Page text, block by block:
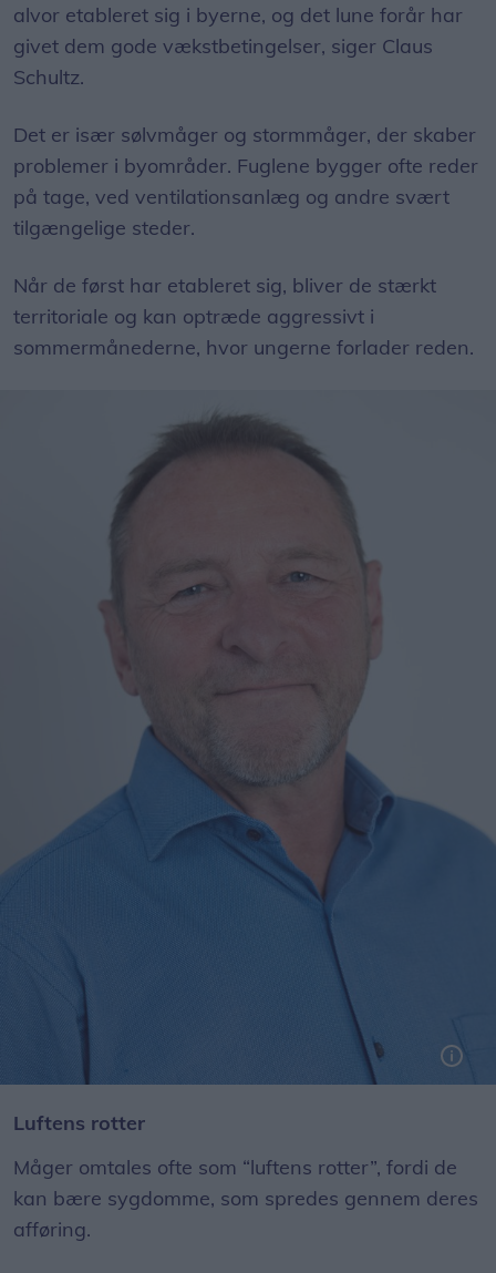
alvor etableret sig i byerne, og det lune forår har
givet dem gode vækstbetingelser, siger Claus
Schultz.
Det er især sølvmåger og stormmåger, der skaber
problemer i byområder. Fuglene bygger ofte reder
på tage, ved ventilationsanlæg og andre svært
tilgængelige steder.
Når de først har etableret sig, bliver de stærkt
territoriale og kan optræde aggressivt i
sommermånederne, hvor ungerne forlader reden.
Luftens rotter
Måger omtales ofte som “luftens rotter”, fordi de
kan bære sygdomme, som spredes gennem deres
afføring.